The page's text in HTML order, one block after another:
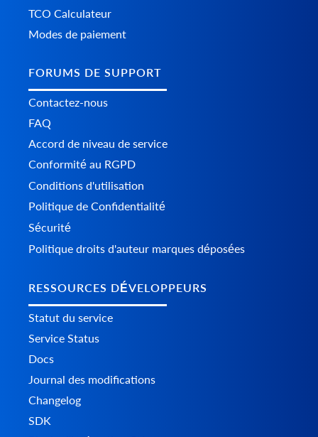
TCO Calculateur
Modes de paiement
FORUMS DE SUPPORT
Contactez-nous
FAQ
Accord de niveau de service
Conformité au RGPD
Conditions d'utilisation
Politique de Confidentialité
Sécurité
Politique droits d'auteur marques déposées
RESSOURCES DÉVELOPPEURS
Statut du service
Service Status
Docs
Journal des modifications
Changelog
SDK